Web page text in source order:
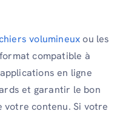
volumineuxou les
compatible à
en ligne
et garantir le bon
votre contenu. Si votre